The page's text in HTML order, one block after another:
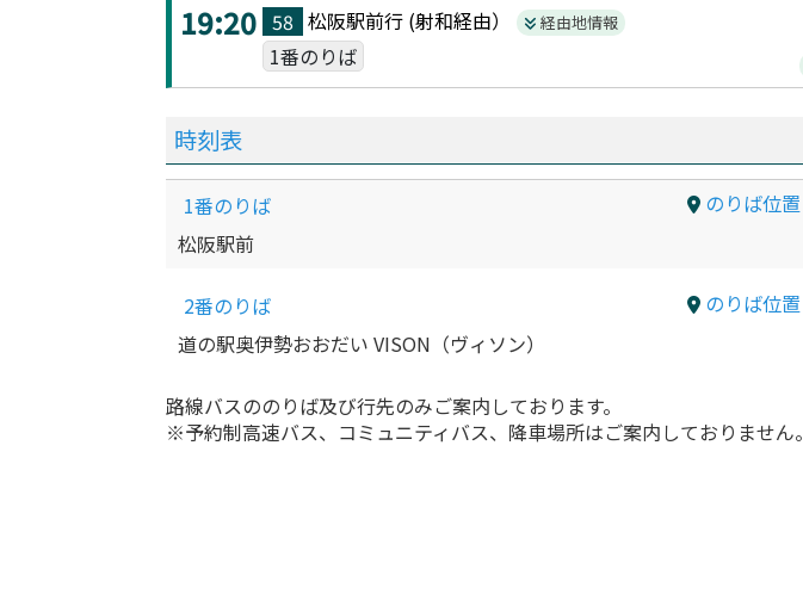
19:20 58 松阪駅前行 (射和経由） 経由地情報
1番のりば
時刻表
のりば位置
1番のりば
松阪駅前
のりば位置
2番のりば
道の駅奥伊勢おおだい VISON（ヴィソン）
路線バスののりば及び行先のみご案内しております。
※予約制高速バス、コミュニティバス、降車場所はご案内しておりません。